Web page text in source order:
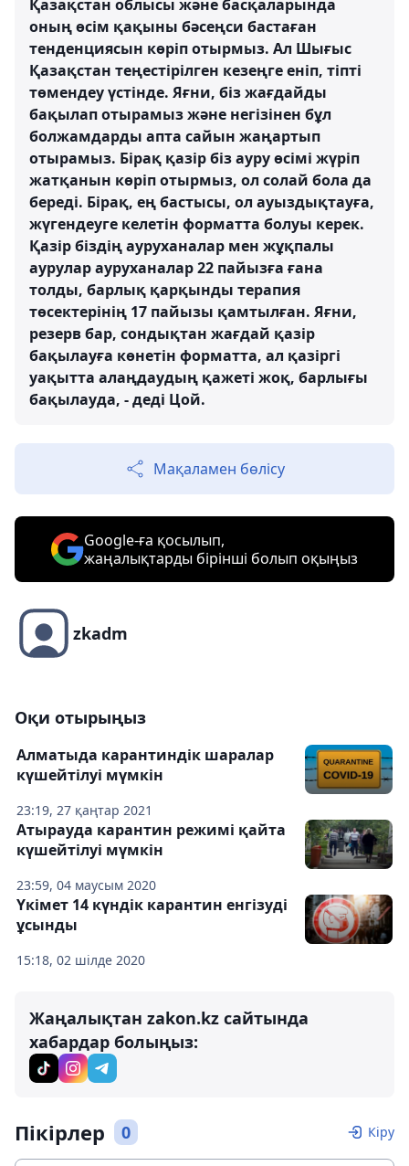
Қазақстан облысы және басқаларында
оның өсім қақыны бәсеңси бастаған
тенденциясын көріп отырмыз. Ал Шығыс
Қазақстан теңестірілген кезеңге еніп, тіпті
төмендеу үстінде. Яғни, біз жағдайды
бақылап отырамыз және негізінен бұл
болжамдарды апта сайын жаңартып
отырамыз. Бірақ қазір біз ауру өсімі жүріп
жатқанын көріп отырмыз, ол солай бола да
береді. Бірақ, ең бастысы, ол ауыздықтауға,
жүгендеуге келетін форматта болуы керек.
Қазір біздің ауруханалар мен жұқпалы
аурулар ауруханалар 22 пайызға ғана
толды, барлық қарқынды терапия
төсектерінің 17 пайызы қамтылған. Яғни,
резерв бар, сондықтан жағдай қазір
бақылауға көнетін форматта, ал қазіргі
уақытта алаңдаудың қажеті жоқ, барлығы
бақылауда, - деді Цой.
Мақаламен бөлісу
Google-ға қосылып,
жаңалықтарды бірінші болып оқыңыз
zkadm
Оқи отырыңыз
23:19, 27 қаңтар 2021
Алматыда карантиндік шаралар
күшейтілуі мүмкін
23:59, 04 маусым 2020
Атырауда карантин режимі қайта
күшейтілуі мүмкін
15:18, 02 шілде 2020
Үкімет 14 күндік карантин енгізуді
ұсынды
Жаңалықтан zakon.kz сайтында
хабардар болыңыз:
Пікірлер 0 Кіру